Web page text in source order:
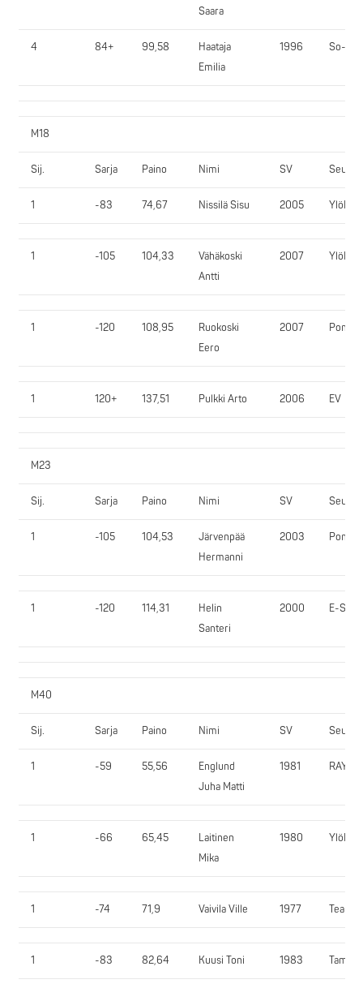
Saara
4 84+ 99,58
Haataja
Emilia
1996 So-Vi
M18
Sij. Sarja Paino Nimi SV Seura
1 -83 74,67 Nissilä Sisu 2005 YlöR
1 -105 104,33
Vähäkoski
Antti
2007 YlöR
1 -120 108,95
Ruokoski
Eero
2007 PomPy
1 120+ 137,51 Pulkki Arto 2006 EV
M23
Sij. Sarja Paino Nimi SV Seura
1 -105 104,53
Järvenpää
Hermanni
2003 PomPy
1 -120 114,31
Helin
Santeri
2000 E-SV
M40
Sij. Sarja Paino Nimi SV Seura
1 -59 55,56
Englund
Juha Matti
1981 RAYVO
1 -66 65,45
Laitinen
Mika
1980 YlöR
1 -74 71,9 Vaivila Ville 1977
1 -83 82,64 Kuusi Toni 1983 TamRy